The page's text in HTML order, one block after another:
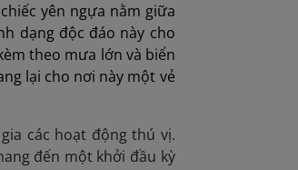
yên ngựa nằm giữa
dạng độc đáo này cho
theo mưa lớn và biển
lại cho nơi này một vẻ
các hoạt động thú vị.
đến một khởi đầu kỳ